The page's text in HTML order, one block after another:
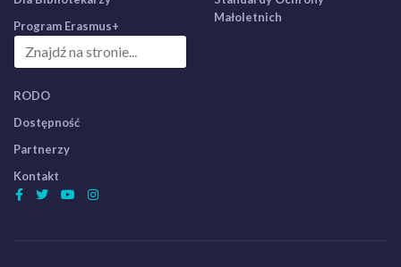
Program Erasmus+
Małoletnich
RODO
Dostępność
Partnerzy
Kontakt